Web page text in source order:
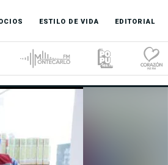
ESTILO DE VIDA EDITORIAL